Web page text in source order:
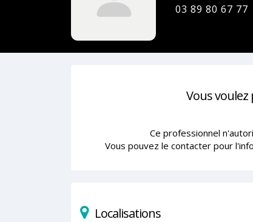
03 89 80 67 77
Vous
Ce professionnel
Vous pouvez le contacter pour
Localisations